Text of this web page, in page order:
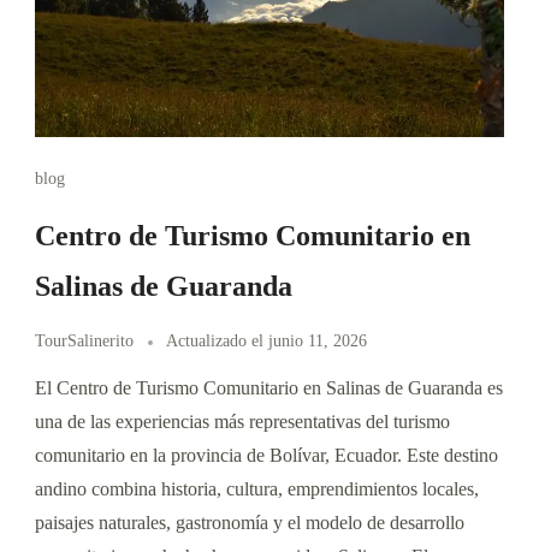
blog
Centro de Turismo Comunitario en
Salinas de Guaranda
TourSalinerito Actualizado el junio 11, 2026
El Centro de Turismo Comunitario en Salinas de Guaranda es
una de las experiencias más representativas del turismo
comunitario en la provincia de Bolívar, Ecuador. Este destino
andino combina historia, cultura, emprendimientos locales,
paisajes naturales, gastronomía y el modelo de desarrollo